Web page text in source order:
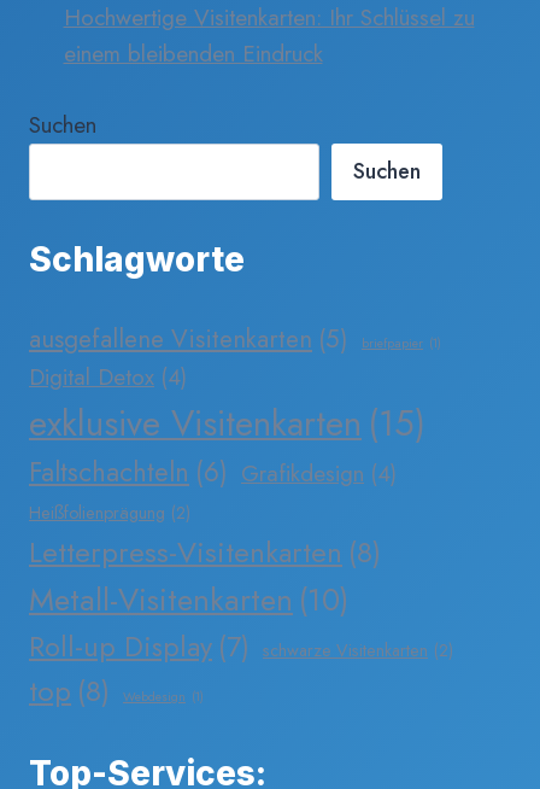
Hochwertige Visitenkarten: Ihr Schlüssel zu
einem bleibenden Eindruck
Suchen
Suchen
Schlagworte
ausgefallene Visitenkarten (5) briefpapier (1)
Digital Detox (4)
exklusive Visitenkarten (15)
Faltschachteln (6) Grafikdesign (4)
Heißfolienprägung (2)
Letterpress-Visitenkarten (8)
Metall-Visitenkarten (10)
Roll-up Display (7) schwarze Visitenkarten (2)
top (8) Webdesign (1)
Top-Services: